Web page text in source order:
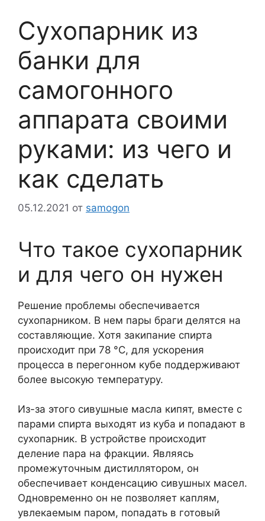
Сухопарник из
банки для
самогонного
аппарата своими
руками: из чего и
как сделать
05.12.2021 от samogon
Что такое сухопарник
и для чего он нужен
Решение проблемы обеспечивается
сухопарником. В нем пары браги делятся на
составляющие. Хотя закипание спирта
происходит при 78 °C, для ускорения
процесса в перегонном кубе поддерживают
более высокую температуру.
Из-за этого сивушные масла кипят, вместе с
парами спирта выходят из куба и попадают в
сухопарник. В устройстве происходит
деление пара на фракции. Являясь
промежуточным дистиллятором, он
обеспечивает конденсацию сивушных масел.
Одновременно он не позволяет каплям,
увлекаемым паром, попадать в готовый